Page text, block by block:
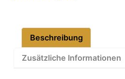
Beschreibung
Zusätzliche Informationen